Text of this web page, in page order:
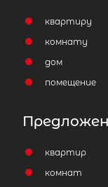
квартиру
комнату
дом
помещение
квартир
комнат